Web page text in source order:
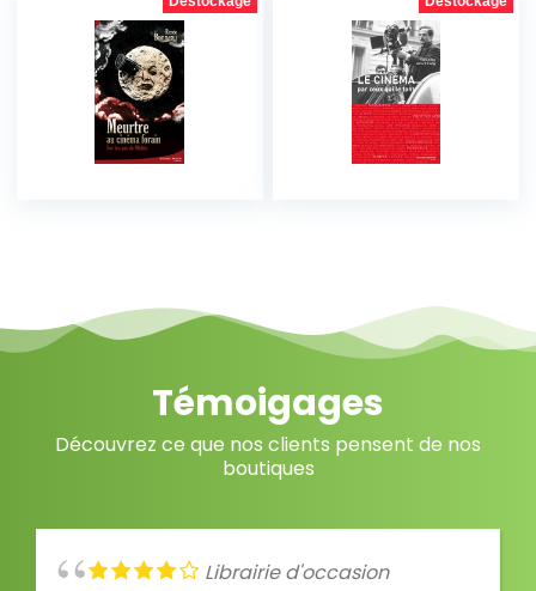
Témoigages
Découvrez ce que nos clients pensent de nos
boutiques
Librairie d'occasion